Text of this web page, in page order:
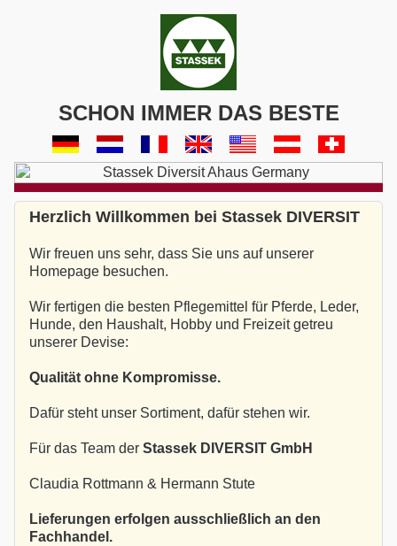
SCHON IMMER DAS BESTE
Herzlich Willkommen bei Stassek DIVERSIT
Wir freuen uns sehr, dass Sie uns auf unserer
Homepage besuchen.
Wir fertigen die besten Pflegemittel für Pferde, Leder,
Hunde, den Haushalt, Hobby und Freizeit getreu
unserer Devise:
Qualität ohne Kompromisse.
Dafür steht unser Sortiment, dafür stehen wir.
Für das Team der Stassek DIVERSIT GmbH
Claudia Rottmann & Hermann Stute
Lieferungen erfolgen ausschließlich an den
Fachhandel.